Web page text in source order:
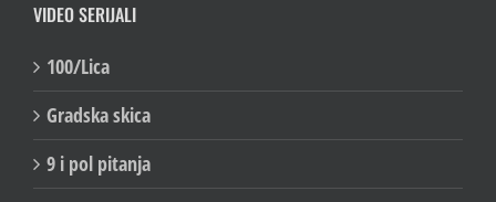
VIDEO SERIJALI
100/Lica
Gradska skica
9 i pol pitanja